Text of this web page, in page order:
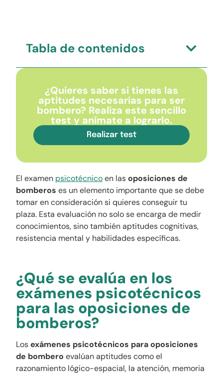
Tabla de contenidos
¿Quieres saber si tienes las
aptitudes necesarias para ser
bombero? Realiza este sencillo
test y anímate a lograrlo.
Realizar test
El examen psicotécnico en lasoposiciones de
bomberos es un elemento importante que se debe
tomar en consideración si quieres conseguir tu
plaza. Esta evaluación no solo se encarga de medir
conocimientos, sino también aptitudes cognitivas,
resistencia mental y habilidades específicas.
¿Qué se evalúa en los
exámenes psicotécnicos
para las oposiciones de
bomberos?
Losexámenes psicotécnicos para oposiciones
de bombero evalúan aptitudes como el
razonamiento lógico-espacial, la atención, memoria